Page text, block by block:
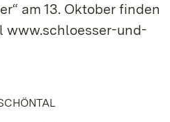
am 13. Oktober finden
www.schloesser-und-